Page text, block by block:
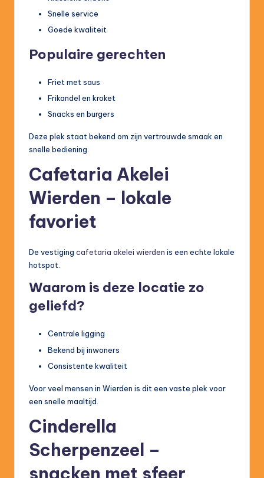
Snelle service
Goede kwaliteit
Populaire gerechten
Friet met saus
Frikandel en kroket
Snacks en burgers
Deze plek staat bekend om zijn vertrouwde smaak en
snelle bediening.
Cafetaria Akelei
Wierden – lokale
favoriet
De vestiging cafetaria akelei wierden is een echte lokale
hotspot.
Waarom is deze locatie zo
geliefd?
Centrale ligging
Bekend bij inwoners
Consistente kwaliteit
Voor veel mensen in Wierden is dit een vaste plek voor
een snelle maaltijd.
Cinderella
Scherpenzeel –
snacken met sfeer